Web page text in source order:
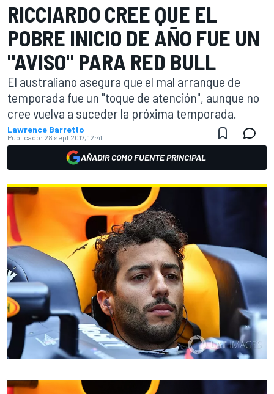
RICCIARDO CREE QUE EL
POBRE INICIO DE AÑO FUE UN
"AVISO" PARA RED BULL
El australiano asegura que el mal arranque de
temporada fue un "toque de atención", aunque no
cree vuelva a suceder la próxima temporada.
Lawrence Barretto
Publicado: 28 sept 2017, 12:41
AÑADIR COMO FUENTE PRINCIPAL